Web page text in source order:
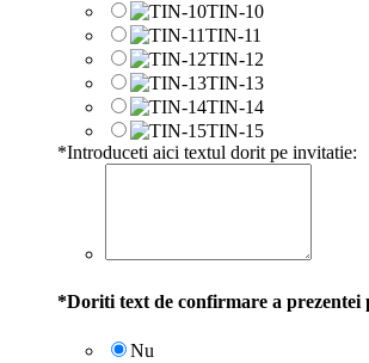
TIN-10
TIN-11
TIN-12
TIN-13
TIN-14
TIN-15
*Introduceti aici textul dorit pe invitatie:
*Doriti text de confirmare a prezentei
Nu